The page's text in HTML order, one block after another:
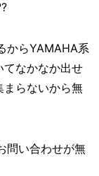
からYAMAHA系
なかなか出せ
まらないから無
問い合わせが無